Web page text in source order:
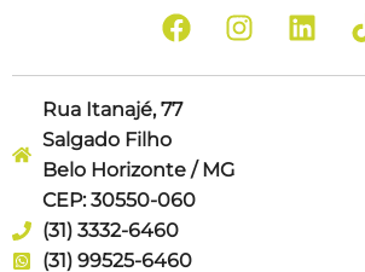
Rua Itanajé, 77
Salgado Filho
Belo Horizonte / MG
CEP: 30550-060
(31) 3332-6460
(31) 99525-6460